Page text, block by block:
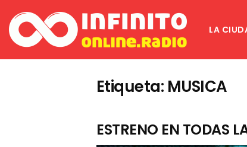
LA
Etiqueta: MUSICA
ESTRENO EN TODAS